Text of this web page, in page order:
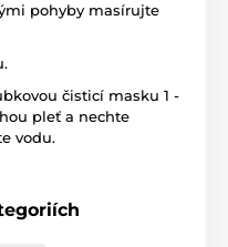
pohyby masírujte
čisticí masku 1 -
pleť a nechte
vodu.